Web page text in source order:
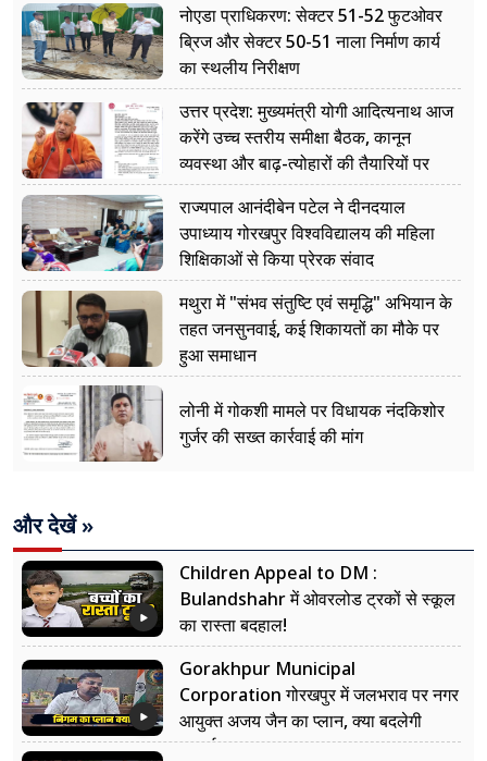
नोएडा प्राधिकरण: सेक्टर 51-52 फुटओवर
ब्रिज और सेक्टर 50-51 नाला निर्माण कार्य
का स्थलीय निरीक्षण
उत्तर प्रदेश: मुख्यमंत्री योगी आदित्यनाथ आज
करेंगे उच्च स्तरीय समीक्षा बैठक, कानून
व्यवस्था और बाढ़-त्योहारों की तैयारियों पर
नजर
राज्यपाल आनंदीबेन पटेल ने दीनदयाल
उपाध्याय गोरखपुर विश्वविद्यालय की महिला
शिक्षिकाओं से किया प्रेरक संवाद
मथुरा में "संभव संतुष्टि एवं समृद्धि" अभियान के
तहत जनसुनवाई, कई शिकायतों का मौके पर
हुआ समाधान
लोनी में गोकशी मामले पर विधायक नंदकिशोर
गुर्जर की सख्त कार्रवाई की मांग
और देखें »
Children Appeal to DM :
Bulandshahr में ओवरलोड ट्रकों से स्कूल
का रास्ता बदहाल!
Gorakhpur Municipal
Corporation गोरखपुर में जलभराव पर नगर
आयुक्त अजय जैन का प्लान, क्या बदलेगी
सफाई?